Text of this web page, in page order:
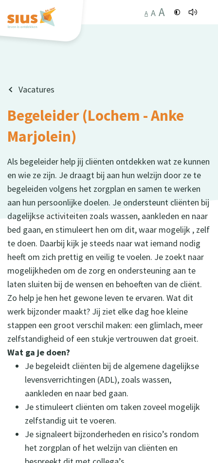
A A A
Vacatures
Begeleider (Lochem - Anke
Marjolein)
Als begeleider help jij cliënten ontdekken wat ze kunnen
en wie ze zijn. Je draagt bij aan hun welzijn door ze te
begeleiden volgens het zorgplan en samen te werken
aan hun persoonlijke doelen. Je ondersteunt cliënten bij
dagelijkse activiteiten zoals wassen, aankleden en naar
bed gaan, en stimuleert hen om dit, waar mogelijk , zelf
te doen. Daarbij kijk je steeds naar wat iemand nodig
heeft om zich prettig en veilig te voelen. Je zoekt naar
mogelijkheden om de zorg en ondersteuning aan te
laten sluiten bij de wensen en behoeften van de cliënt.
Zo help je hen het gewone leven te ervaren. Wat dit
werk bijzonder maakt? Jij ziet elke dag hoe kleine
stappen een groot verschil maken: een glimlach, meer
zelfstandigheid of een stukje vertrouwen dat groeit.
Wat ga je doen?
Je begeleidt cliënten bij de algemene dagelijkse
levensverrichtingen (ADL), zoals wassen,
aankleden en naar bed gaan.
Je stimuleert cliënten om taken zoveel mogelijk
zelfstandig uit te voeren.
Je signaleert bijzonderheden en risico’s rondom
het zorgplan of het welzijn van cliënten en